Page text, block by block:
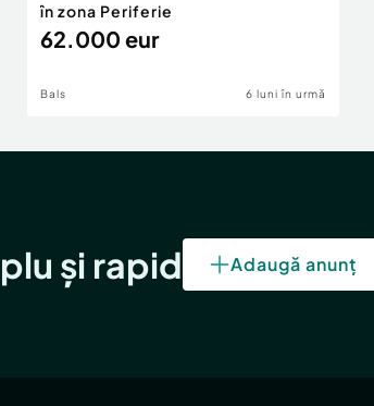
în zona Periferie
62.000 eur
Bals 6 luni în urmă
și rapid Adaugă anunț